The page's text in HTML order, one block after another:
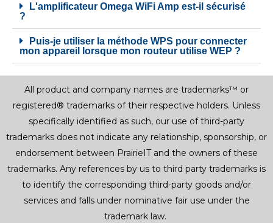
L'amplificateur Omega WiFi Amp est-il sécurisé
?
Puis-je utiliser la méthode WPS pour connecter
mon appareil lorsque mon routeur utilise WEP ?
All product and company names are trademarks™ or
registered® trademarks of their respective holders. Unless
specifically identified as such, our use of third-party
trademarks does not indicate any relationship, sponsorship, or
endorsement between PrairieIT and the owners of these
trademarks. Any references by us to third party trademarks is
to identify the corresponding third-party goods and/or
services and falls under nominative fair use under the
trademark law.